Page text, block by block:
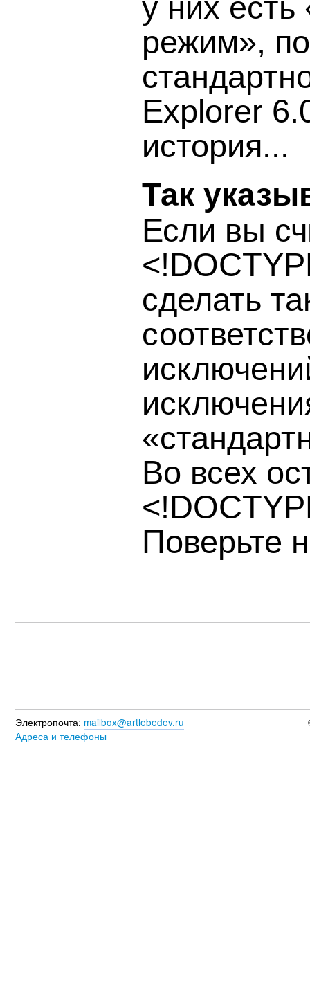
у них есть
режим»,
Explorer
история...
Так
Если вы
сделать
Во всех
Поверьте
Электропочта: mailbox@artlebedev.ru
Адреса и телефоны